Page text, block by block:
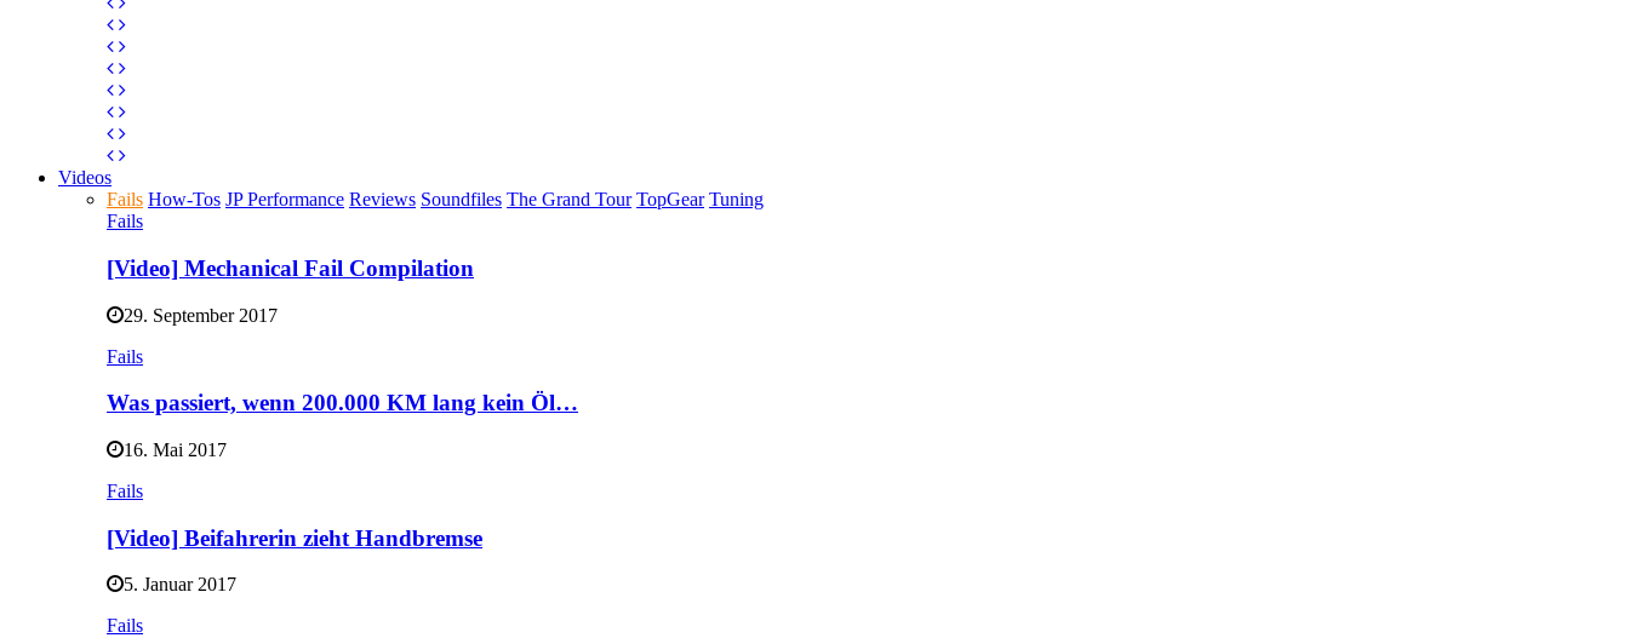
Videos
Fails How-Tos JP Performance Reviews Soundfiles The Grand Tour TopGear Tuning
Fails
[Video] Mechanical Fail Compilation
29. September 2017
Fails
Was passiert, wenn 200.000 KM lang kein Öl…
16. Mai 2017
Fails
[Video] Beifahrerin zieht Handbremse
5. Januar 2017
Fails